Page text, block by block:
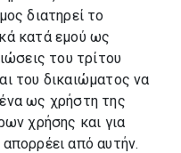
διατηρεί το
κατά εμού ως
του τρίτου
του δικαιώματος να
ως χρήστη της
χρήσης και για
από αυτήν.